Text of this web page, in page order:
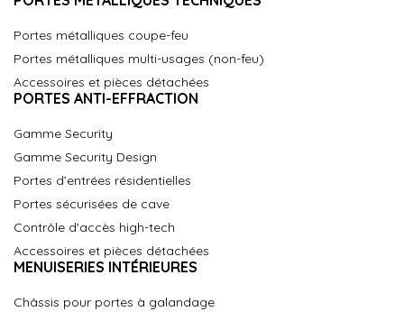
Portes métalliques coupe-feu
Portes métalliques multi-usages (non-feu)
Accessoires et pièces détachées
PORTES ANTI-EFFRACTION
Gamme Security
Gamme Security Design
Portes d’entrées résidentielles
Portes sécurisées de cave
Contrôle d'accès high-tech
Accessoires et pièces détachées
MENUISERIES INTÉRIEURES
Châssis pour portes à galandage